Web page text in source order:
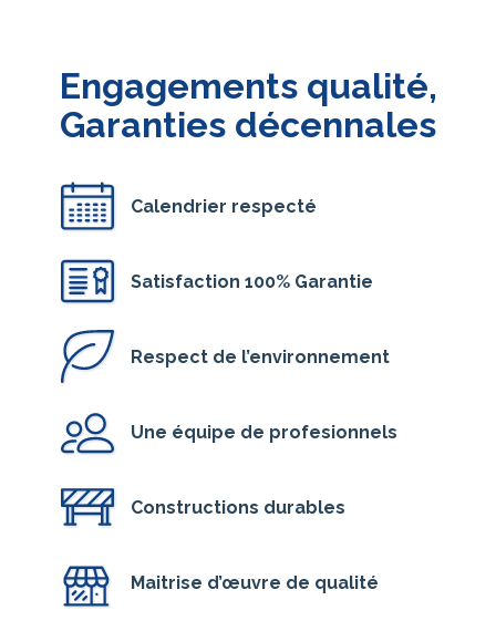
Engagements qualité,
Garanties décennales
Calendrier respecté
Satisfaction 100% Garantie
Respect de l’environnement
Une équipe de profesionnels
Constructions durables
Maitrise d’œuvre de qualité